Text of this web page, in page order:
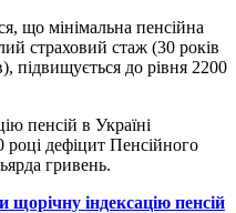
що мінімальна пенсійна
страховий стаж (30 років
підвищується до рівня 2200
пенсій в Україні
дефіцит Пенсійного
гривень.
щорічну індексацію пенсій